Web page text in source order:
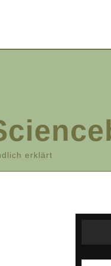
erklärt